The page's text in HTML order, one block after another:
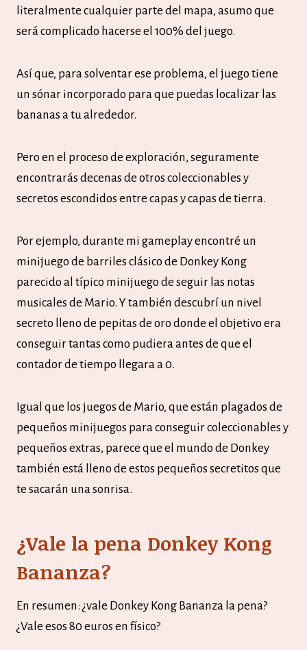
literalmente cualquier parte del mapa, asumo que
será complicado hacerse el 100% del juego.
Así que, para solventar ese problema, el juego tiene
un sónar incorporado para que puedas localizar las
bananas a tu alrededor.
Pero en el proceso de exploración, seguramente
encontrarás decenas de otros coleccionables y
secretos escondidos entre capas y capas de tierra.
Por ejemplo, durante mi gameplay encontré un
minijuego de barriles clásico de Donkey Kong
parecido al típico minijuego de seguir las notas
musicales de Mario. Y también descubrí un nivel
secreto lleno de pepitas de oro donde el objetivo era
conseguir tantas como pudiera antes de que el
contador de tiempo llegara a 0.
Igual que los juegos de Mario, que están plagados de
pequeños minijuegos para conseguir coleccionables y
pequeños extras, parece que el mundo de Donkey
también está lleno de estos pequeños secretitos que
te sacarán una sonrisa.
¿Vale la pena Donkey Kong
Bananza?
En resumen: ¿vale Donkey Kong Bananza la pena?
¿Vale esos 80 euros en físico?